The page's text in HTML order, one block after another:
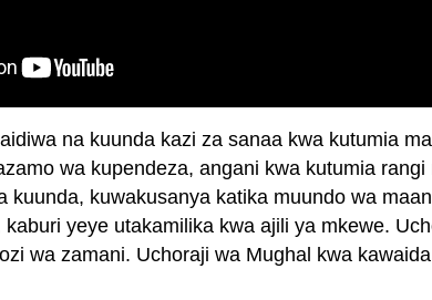
na kuunda kazi za sanaa kwa kutumia
wa kupendeza, angani kwa kutumia
kuwakusanya katika muundo wa
yeye utakamilika kwa ajili ya mkewe.
wa zamani. Uchoraji wa Mughal kwa